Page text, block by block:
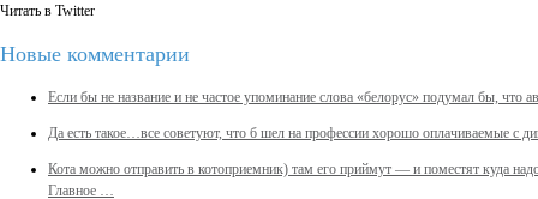
Читать в Twitter
Новые комментарии
Если бы не название и не частое упоминание слова «белорус» подумал бы, что
Да есть такое…все советуют, что б шел на профессии хорошо оплачиваемые с
Кота можно отправить в котоприемник) там его приймут — и поместят куда
Главное …